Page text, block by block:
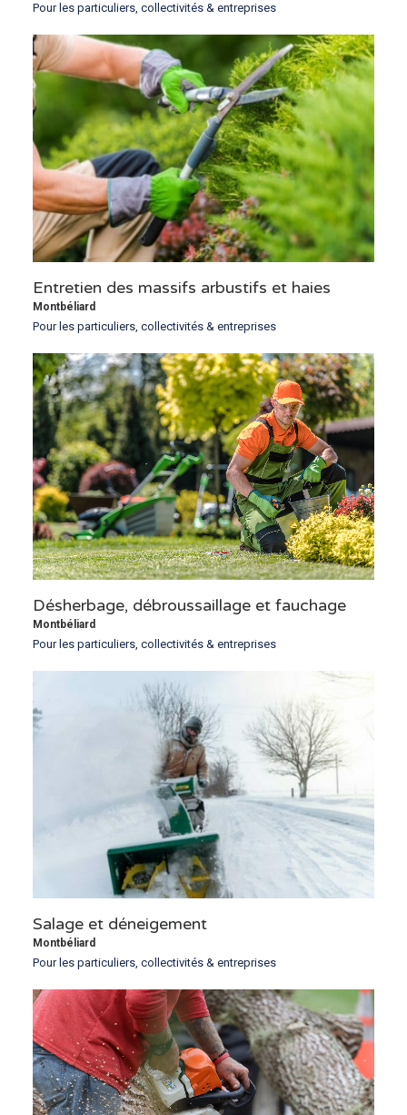
Pour les particuliers, collectivités & entreprises
Entretien des massifs arbustifs et haies
Montbéliard
Pour les particuliers, collectivités & entreprises
Désherbage, débroussaillage et fauchage
Montbéliard
Pour les particuliers, collectivités & entreprises
Salage et déneigement
Montbéliard
Pour les particuliers, collectivités & entreprises